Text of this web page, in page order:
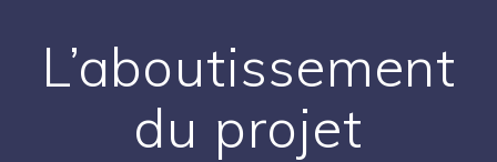
L’aboutissement
du projet